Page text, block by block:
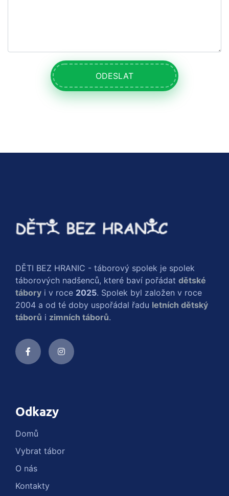
ODESLAT
DĚTI BEZ HRANIC - táborový spolek je spolek
táborových nadšenců, které baví pořádat dětské
tábory i v roce 2025. Spolek byl založen v roce
2004 a od té doby uspořádal řadu letních dětský
táborů i zimních táborů.
Odkazy
Domů
Vybrat tábor
O nás
Kontakty